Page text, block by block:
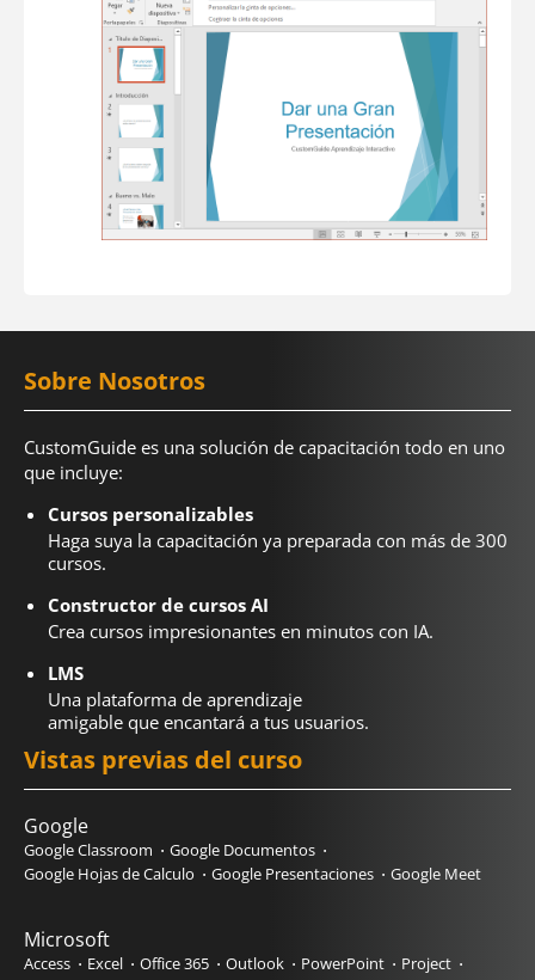
Sobre Nosotros
CustomGuide es una solución de capacitación todo en uno
que incluye:
Cursos personalizables
Haga suya la capacitación ya preparada con más de 300
cursos.
Constructor de cursos AI
Crea cursos impresionantes en minutos con IA.
LMS
Una plataforma de aprendizaje
amigable que encantará a tus usuarios.
Vistas previas del curso
Google
Google Classroom
Google Documentos
Google Hojas de Calculo
Google Presentaciones Google Meet
Microsoft
Access Excel Office 365 Outlook PowerPoint
Project